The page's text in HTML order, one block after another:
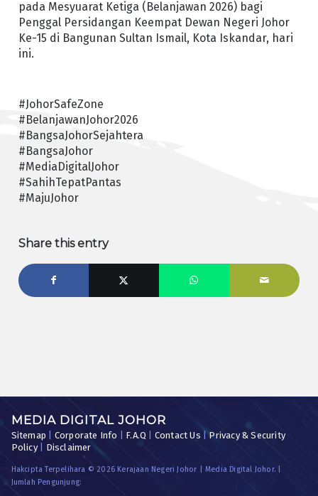
pada Mesyuarat Ketiga (Belanjawan 2026) bagi
Penggal Persidangan Keempat Dewan Negeri Johor
Ke-15 di Bangunan Sultan Ismail, Kota Iskandar, hari
ini.
#JohorSafeZone
#BelanjawanJohor2026
#BangsaJohorSejahtera
#BangsaJohor
#MediaDigitalJohor
#SahihTepatPantas
#MajuJohor
Share this entry
MEDIA DIGITAL JOHOR
Sitemap Corporate Info F.A.Q Contact Us |Privacy & Security
Policy| Disclaimer
Hakcipta Terpelihara © 2026 Kerajaan Negeri Johor | Media Digital Johor. |
Jumlah Pengunjung: